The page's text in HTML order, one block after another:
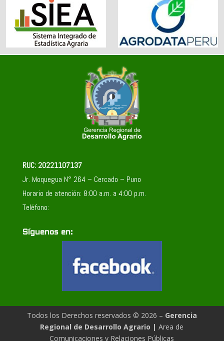
RUC: 20221107137
Jr. Moquegua N° 264 – Cercado – Puno
Horario de atención: 8:00 a.m. a 4:00 p.m.
Teléfono:
Síguenos en:
Todos los Derechos reservados © 2026 – Gerencia
Regional de Desarrollo Agrario | Area de
Comunicaciones y Relaciones Públicas